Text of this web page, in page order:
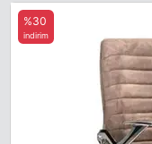
%30
indirim